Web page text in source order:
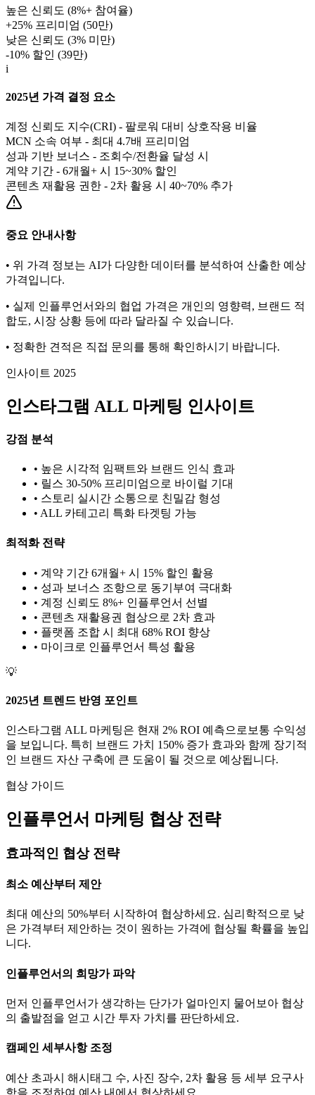
높은 신뢰도 (8%+ 참여율)
+25% 프리미엄 (50만)
낮은 신뢰도 (3% 미만)
-10% 할인 (39만)
i
2025년 가격 결정 요소
계정 신뢰도 지수(CRI) - 팔로워 대비 상호작용 비율
MCN 소속 여부 - 최대 4.7배 프리미엄
성과 기반 보너스 - 조회수/전환율 달성 시
계약 기간 - 6개월+ 시 15~30% 할인
콘텐츠 재활용 권한 - 2차 활용 시 40~70% 추가
중요 안내사항
• 위 가격 정보는 AI가 다양한 데이터를 분석하여 산출한 예상
가격입니다.
• 실제 인플루언서와의 협업 가격은 개인의 영향력, 브랜드 적
합도, 시장 상황 등에 따라 달라질 수 있습니다.
• 정확한 견적은 직접 문의를 통해 확인하시기 바랍니다.
인사이트 2025
인스타그램 ALL 마케팅 인사이트
강점 분석
• 높은 시각적 임팩트와 브랜드 인식 효과
• 릴스 30-50% 프리미엄으로 바이럴 기대
• 스토리 실시간 소통으로 친밀감 형성
• ALL 카테고리 특화 타겟팅 가능
최적화 전략
• 계약 기간 6개월+ 시 15% 할인 활용
• 성과 보너스 조항으로 동기부여 극대화
• 계정 신뢰도 8%+ 인플루언서 선별
• 콘텐츠 재활용권 협상으로 2차 효과
• 플랫폼 조합 시 최대 68% ROI 향상
• 마이크로 인플루언서 특성 활용
💡
2025년 트렌드 반영 포인트
인스타그램 ALL 마케팅은 현재 2% ROI 예측으로 보통 수익성
을 보입니다. 특히 브랜드 가치
150% 증가 효과와 함께 장기적
인 브랜드 자산 구축에 큰 도움이 될 것으로 예상됩니다.
협상 가이드
인플루언서 마케팅 협상 전략
효과적인 협상 전략
최소 예산부터 제안
최대 예산의 50%부터 시작하여 협상하세요. 심리학적으로 낮
은 가격부터 제안하는 것이 원하는 가격에 협상될 확률을 높입
니다.
인플루언서의 희망가 파악
먼저 인플루언서가 생각하는 단가가 얼마인지 물어보아 협상
의 출발점을 얻고 시간 투자 가치를 판단하세요.
캠페인 세부사항 조정
예산 초과시 해시태그 수, 사진 장수, 2차 활용 등 세부 요구사
항을 조정하여 예산 내에서 협상하세요.